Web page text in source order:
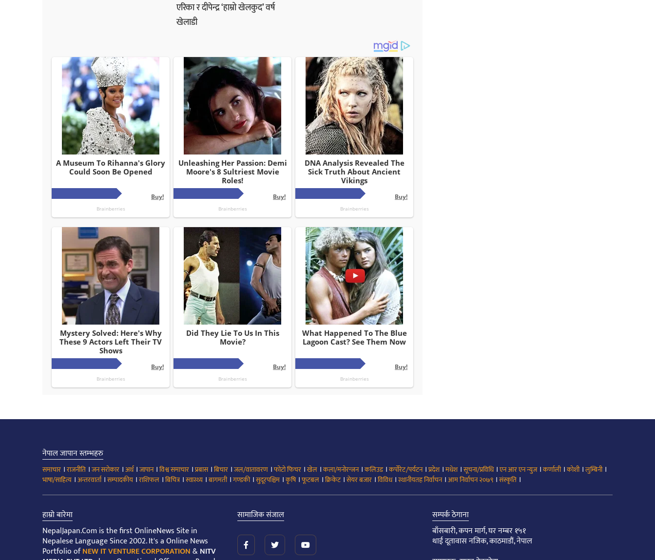
एरिका र दीपेन्द्र ‘हाम्रो खेलकुद’ वर्ष
खेलाडी
नेपाल जापान स्तम्भहरु
समाचार ।राजनीति ।जन सरोकार ।अर्थ।जापान।विश्व समाचार ।प्रबास।बिचार ।जल/वातावरण ।फोटो फिचर ।खेल ।कला/मनोरन्जन।कलिउड।कर्पोरेट/पर्यटन।प्रदेश।मधेश।सूचना/प्रविधि।एन आर एन न्युज।कर्णाली।कोशी।लुम्बिनी।
भाषा/साहित्य ।अन्तरवार्ता।सम्पादकीय ।राशिफल ।बिचित्र।स्वास्थ्य ।बागमती।गण्डकी।सुदूरपश्चिम ।कृषि।फूटबल ।क्रिकेट।सेयर बजार ।विविध।स्थानीयतह निर्वाचन।आम निर्वाचन २०७९ ।संस्कृति ।
हाम्रो बारेमा
NepalJapan.Com is the first OnlineNews Site in
Nepalese Language Since 2002. It's a Online News
Portfolio ofNEW IT VENTURE CORPORATION&NITV
सामाजिक संजाल
सम्पर्क ठेगाना
बाँसबारी, कपन मार्ग, घर नम्बर १५१
थाई दूतावास नजिक, काठमाडौं, नेपाल